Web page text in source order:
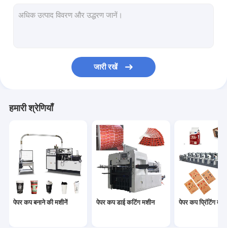
पेपर प्लेट बनाने की मशीन
कागज काटने की मशीनें
कप ढक्कन मशीन
पेपर कप कच्चा माल
जारी रखें
हमारी श्रेणियाँ
पेपर कप बनाने की मशीनें पेपर कप डाई कटिंग मशीन पेपर कप प्रिंटिंग